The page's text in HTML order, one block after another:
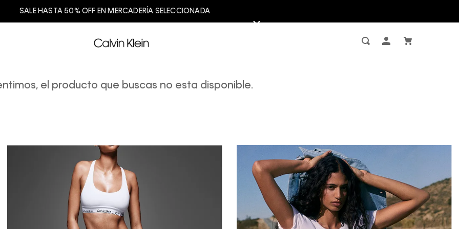
SALE HASTA 50% OFF EN MERCADERÍA SELECCIONADA
el producto que buscas no esta disponible.